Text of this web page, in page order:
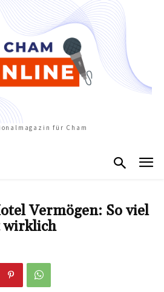
für Cham
Vermögen: So viel
wirklich